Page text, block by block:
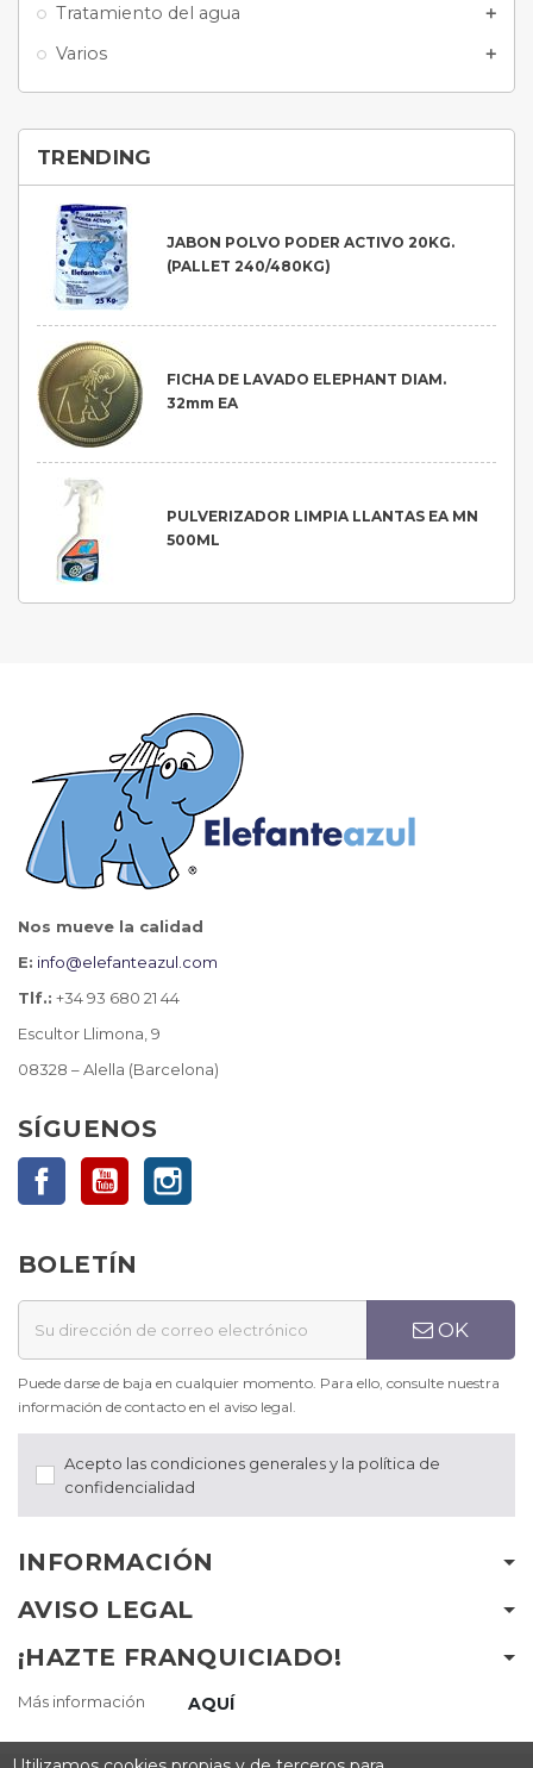
Tratamiento del agua
add
Varios add
TRENDING
JABON POLVO PODER ACTIVO 20KG.
(PALLET 240/480KG)
FICHA DE LAVADO ELEPHANT DIAM.
32mm EA
PULVERIZADOR LIMPIA LLANTAS EA MN
500ML
Nos mueve la calidad
E: info@elefanteazul.com
Tlf.: +34 93 680 21 44
Escultor Llimona, 9
08328 – Alella (Barcelona)
SÍGUENOS
FacebookYouTube
BOLETÍN
OK
Puede darse de baja en cualquier momento. Para ello, consulte nuestra
información de contacto en el aviso legal.
Acepto las condiciones generales y la política de
confidencialidad
INFORMACIÓN
AVISO LEGAL
¡HAZTE FRANQUICIADO!
Más información AQUÍ